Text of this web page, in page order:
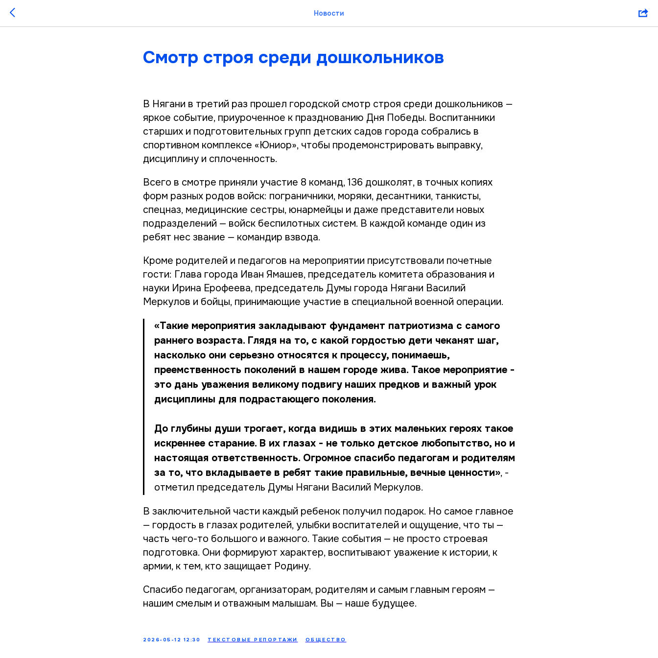
Новости
Смотр строя среди дошкольников
В Нягани в третий раз прошел городской смотр строя среди дошкольников —
яркое событие, приуроченное к празднованию Дня Победы. Воспитанники
старших и подготовительных групп детских садов города собрались в
спортивном комплексе «Юниор», чтобы продемонстрировать выправку,
дисциплину и сплоченность.
Всего в смотре приняли участие 8 команд, 136 дошколят, в точных копиях
форм разных родов войск: пограничники, моряки, десантники, танкисты,
спецназ, медицинские сестры, юнармейцы и даже представители новых
подразделений — войск беспилотных систем. В каждой команде один из
ребят нес звание — командир взвода.
Кроме родителей и педагогов на мероприятии присутствовали почетные
гости: Глава города Иван Ямашев, председатель комитета образования и
науки Ирина Ерофеева, председатель Думы города Нягани Василий
Меркулов и бойцы, принимающие участие в специальной военной операции.
«Такие мероприятия закладывают фундамент патриотизма с самого
раннего возраста. Глядя на то, с какой гордостью дети чеканят шаг,
насколько они серьезно относятся к процессу, понимаешь,
преемственность поколений в нашем городе жива. Такое мероприятие -
это дань уважения великому подвигу наших предков и важный урок
дисциплины для подрастающего поколения.
До глубины души трогает, когда видишь в этих маленьких героях такое
искреннее старание. В их глазах - не только детское любопытство, но и
настоящая ответственность. Огромное спасибо педагогам и родителям
за то, что вкладываете в ребят такие правильные, вечные ценности», -
отметил председатель Думы Нягани Василий Меркулов.
В заключительной части каждый ребенок получил подарок. Но самое главное
— гордость в глазах родителей, улыбки воспитателей и ощущение, что ты —
часть чего-то большого и важного. Такие события — не просто строевая
подготовка. Они формируют характер, воспитывают уважение к истории, к
армии, к тем, кто защищает Родину.
Спасибо педагогам, организаторам, родителям и самым главным героям —
нашим смелым и отважным малышам. Вы — наше будущее.
2026-05-12 12:30 ТЕКСТОВЫЕ РЕПОРТАЖИ ОБЩЕСТВО